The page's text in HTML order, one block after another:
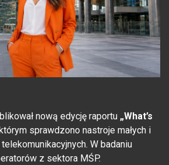
nową edycję raportu „What’s
sprawdzono nastroje małych i
W badaniu
z sektora MŚP.